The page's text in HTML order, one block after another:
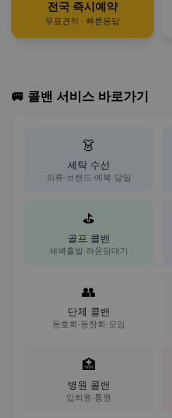
전국 즉시예약
무료견적 · 빠른응답
🚐 콜밴 서비스 바로가기
👗
세탁 수선
의류·브랜드·예복·당일
⛳
골프 콜밴
새벽출발·라운딩대기
👥
단체 콜밴
동호회·동창회·모임
🏥
병원 콜밴
입퇴원·통원